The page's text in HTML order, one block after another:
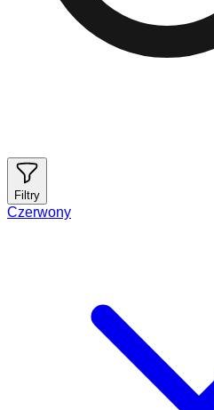
Filtry
Czerwony